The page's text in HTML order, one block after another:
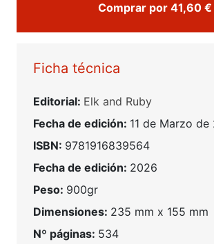
Comprar por 41,60 €
Ficha técnica
Editorial: Elk and Ruby
Fecha de edición: 11 de Marzo de
ISBN: 9781916839564
Fecha de edición: 2026
Peso: 900gr
Dimensiones: 235 mm x 155 mm
Nº páginas: 534